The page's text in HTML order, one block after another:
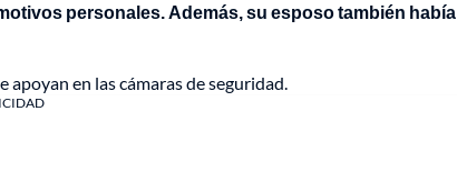
personales. Además, su esposo también
apoyan en las cámaras de seguridad.